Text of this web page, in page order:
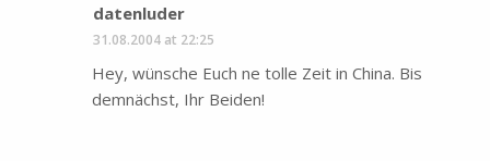
datenluder
31.08.2004 at 22:25
Hey, wünsche Euch ne tolle Zeit in China. Bis
demnächst, Ihr Beiden!